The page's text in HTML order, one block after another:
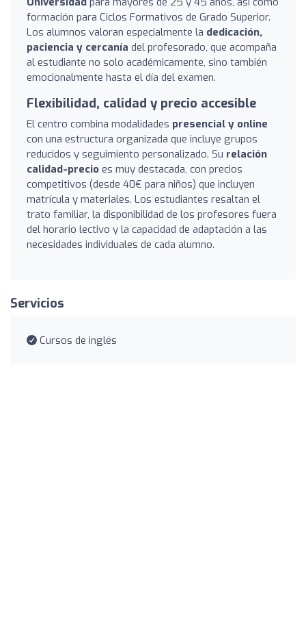
formación para Ciclos Formativos de Grado Superior.
Los alumnos valoran especialmente la dedicación,
paciencia y cercanía del profesorado, que acompaña
al estudiante no solo académicamente, sino también
emocionalmente hasta el día del examen.
Flexibilidad, calidad y precio accesible
El centro combina modalidades presencial y online
con una estructura organizada que incluye grupos
reducidos y seguimiento personalizado. Su relación
calidad-precio es muy destacada, con precios
competitivos (desde 40€ para niños) que incluyen
matrícula y materiales. Los estudiantes resaltan el
trato familiar, la disponibilidad de los profesores fuera
del horario lectivo y la capacidad de adaptación a las
necesidades individuales de cada alumno.
Servicios
Cursos de inglés